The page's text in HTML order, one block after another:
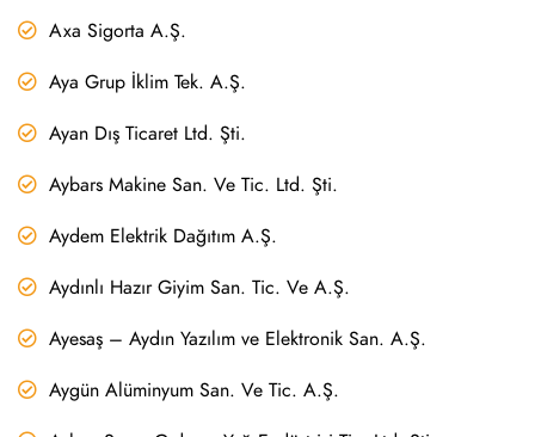
Axa Sigorta A.Ş.
Aya Grup İklim Tek. A.Ş.
Ayan Dış Ticaret Ltd. Şti.
Aybars Makine San. Ve Tic. Ltd. Şti.
Aydem Elektrik Dağıtım A.Ş.
Aydınlı Hazır Giyim San. Tic. Ve A.Ş.
Ayesaş – Aydın Yazılım ve Elektronik San. A.Ş.
Aygün Alüminyum San. Ve Tic. A.Ş.